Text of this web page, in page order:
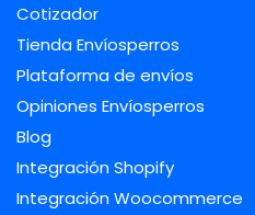
Cotizador
Tienda Envíosperros
Plataforma de envíos
Opiniones Envíosperros
Blog
Integración Shopify
Integración Woocommerce